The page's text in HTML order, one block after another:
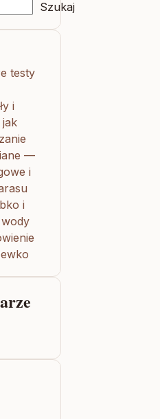
Szukaj
testy
i
—
i
i